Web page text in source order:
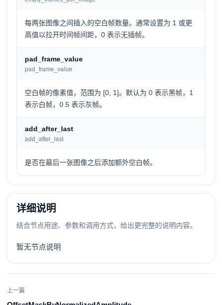
每两张图像之间插入的空白帧数量。通常设置为 1 或更
高值以拉开时间帧间距，0 表示无插帧。
pad_frame_value
pad_frame_value
空白帧的像素值，范围为 [0, 1]。默认为 0 表示黑帧，1
表示白帧，0.5 表示灰帧。
add_after_last
add_after_last
是否在最后一张图像之后添加额外空白帧。
详细说明
结合节点用途、参数和调用方式，给出更完整的说明内容。
暂无节点说明
上一篇